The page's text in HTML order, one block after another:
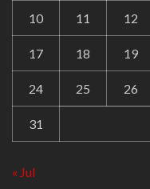
10 11 12
17 18 19
24 25 26
31
« Jul